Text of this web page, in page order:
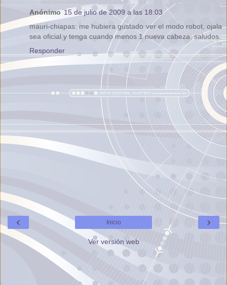
Anónimo 15 de julio de 2009 a las 18:03
mauri-chiapas: me hubiera gustado ver el modo robot, ojala
sea oficial y tenga cuando menos 1 nueva cabeza. saludos.
Responder
‹ ›
Inicio
Ver versión web